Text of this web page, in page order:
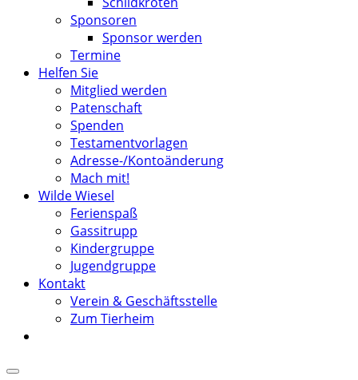
Sponsoren
Sponsor werden
Termine
Helfen Sie
Mitglied werden
Patenschaft
Spenden
Testamentvorlagen
Adresse-/Kontoänderung
Mach mit!
Wilde Wiesel
Ferienspaß
Gassitrupp
Kindergruppe
Jugendgruppe
Kontakt
Verein & Geschäftsstelle
Zum Tierheim